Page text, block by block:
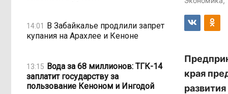
14:01 В Забайкалье продлили запрет
купания на Арахлее и Кеноне
13:15 Вода за 68 миллионов: ТГК-14
заплатит государству за
пользование Кеноном и Ингодой
края